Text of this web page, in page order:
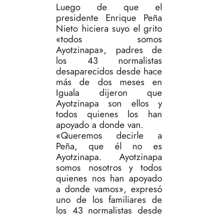
Luego de que el
presidente Enrique Peña
Nieto hiciera suyo el grito
«todos somos
Ayotzinapa», padres de
los 43 normalistas
desaparecidos desde hace
más de dos meses en
Iguala dijeron que
Ayotzinapa son ellos y
todos quienes los han
apoyado a donde van.
«Queremos decirle a
Peña, que él no es
Ayotzinapa. Ayotzinapa
somos nosotros y todos
quienes nos han apoyado
a donde vamos», expresó
uno de los familiares de
los 43 normalistas desde